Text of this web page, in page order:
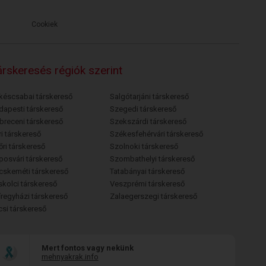
Cookiek
régiók szerint
társkereső
társkereső
társkereső
társkereső
társkereső
társkereső
társkereső
társkereső
társkereső
társkereső
Salgótarjáni társkereső
Szegedi társkereső
Szekszárdi társkereső
Székesfehérvári társkereső
Szolnoki társkereső
Szombathelyi társkereső
Tatabányai társkereső
Veszprémi társkereső
Zalaegerszegi társkereső
Mert fontos vagy nekünk
mehnyakrak.info